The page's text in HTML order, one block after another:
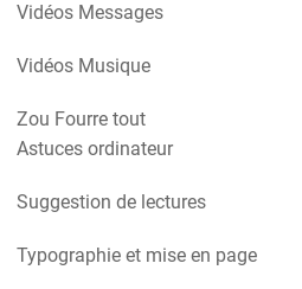
Vidéos Messages
Vidéos Musique
Zou Fourre tout
Astuces ordinateur
Suggestion de lectures
Typographie et mise en page